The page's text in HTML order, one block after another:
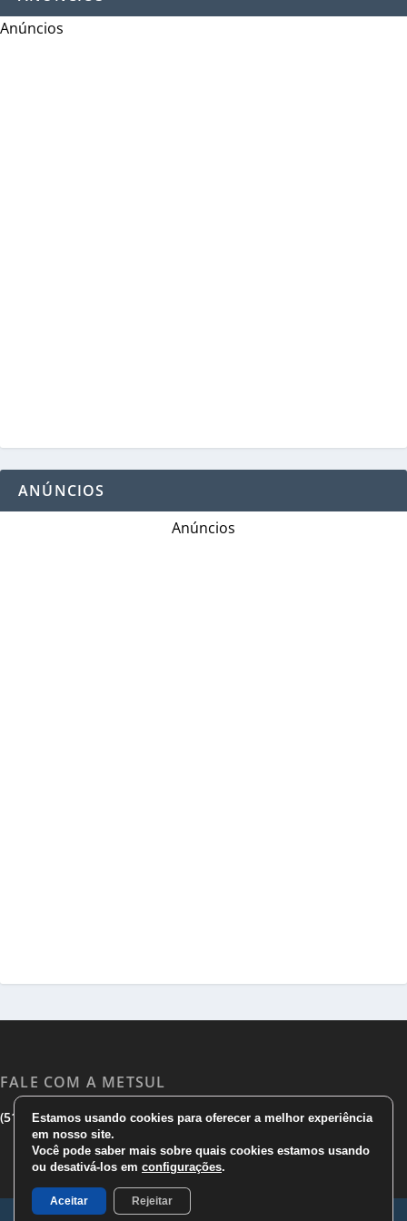
Anúncios
ANÚNCIOS
Anúncios
FALE COM A METSUL
(51) 3533 1983|(51)3785 7752|comercial@metsul.com
Estamos usando cookies para oferecer a melhor experiência
em nosso site.
Você pode saber mais sobre quais cookies estamos usando
ou desativá-los em configurações.
Aceitar Rejeitar